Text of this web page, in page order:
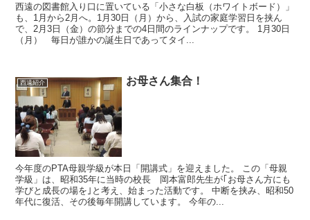
西遠の図書館入り口に置いている「小さな白板（ホワイトボード）」
も、1月から2月へ。1月30日（月）から、入試の家庭学習日を挟ん
で、2月3日（金）の節分までの4日間のラインナップです。 1月30日
（月） 毎日が誰かの誕生日であってタイ...
西遠紹介 お母さん集合！
今年度のPTA母親学級が本日「開講式」を迎えました。 この「母親
学級」は、昭和35年に当時の校長 岡本富郎先生が｢お母さん方にも
学びと成長の場を｣と考え、始まった活動です。 中断を挟み、昭和50
年代に復活、その後毎年開講しています。 今年の...